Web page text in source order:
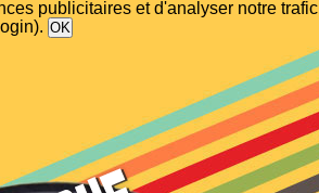
publicitaires et d'analyser notre